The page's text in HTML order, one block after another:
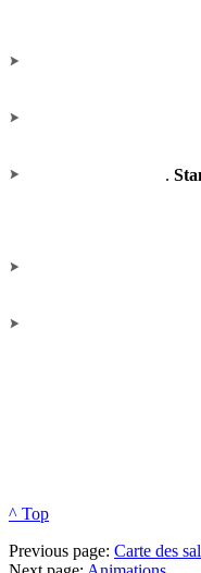
.
^ Top
Previous page: Carte des